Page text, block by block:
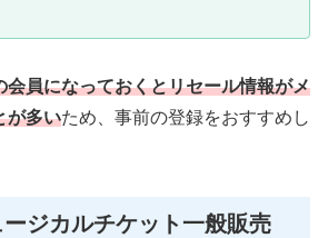
会員になっておくとリセール情報がメ
が多いため、事前の登録をおすすめし
ジカルチケット一般販売